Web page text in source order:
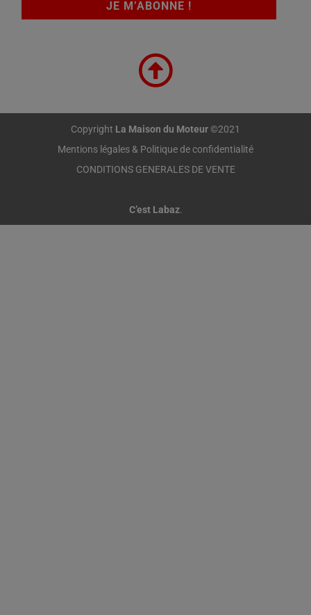
Copyright La Maison du Moteur©2021
Mentions légales & Politique de confidentialité
CONDITIONS GENERALES DE VENTE
C’est Labaz.